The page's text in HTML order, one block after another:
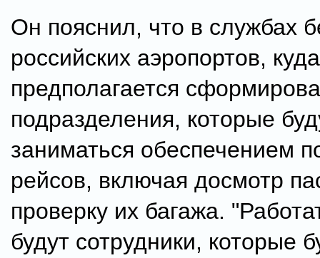
Он пояснил, что в службах
российских аэропортов,
предполагается
подразделения, которые
заниматься обеспечением
рейсов, включая досмотр
проверку их багажа.
будут сотрудники, которые